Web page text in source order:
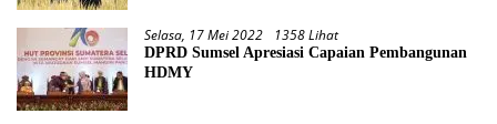
Selasa, 17 Mei 2022 1358 Lihat
DPRD Sumsel Apresiasi Capaian Pembangunan
HDMY